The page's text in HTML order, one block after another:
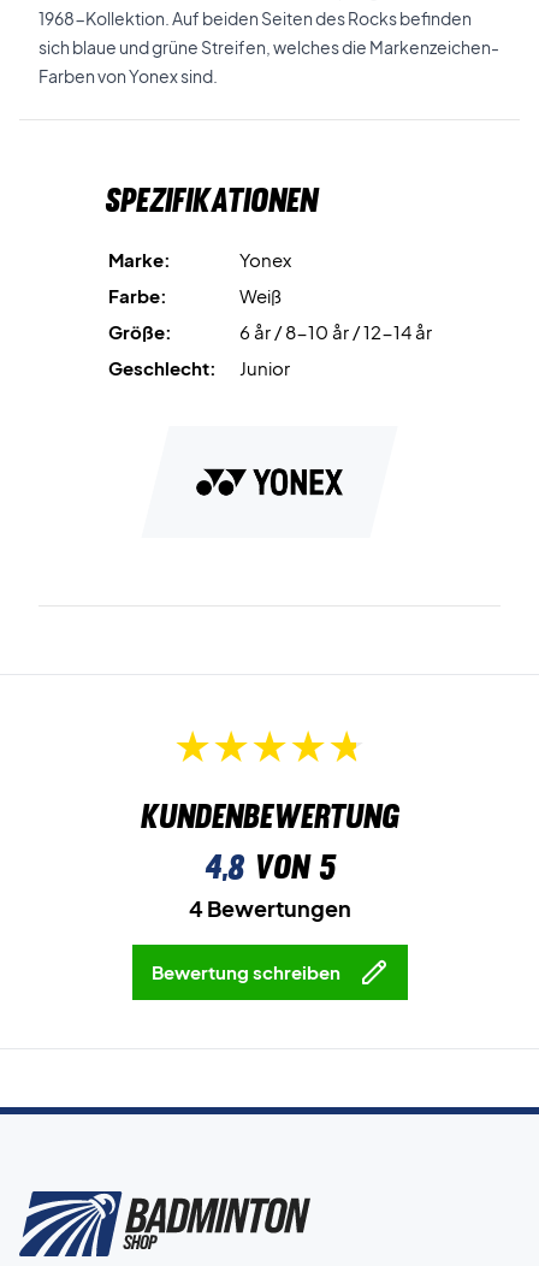
1968-Kollektion. Auf beiden Seiten des Rocks befinden
sich blaue und grüne Streifen, welches die Markenzeichen-
Farben von Yonex sind.
Spezifikationen
Marke:
Yonex
Farbe:
Weiß
Größe:
6 år / 8-10 år / 12-14 år
Geschlecht:
Junior
Kundenbewertung
4,8von 5
4 Bewertungen
Bewertung schreiben